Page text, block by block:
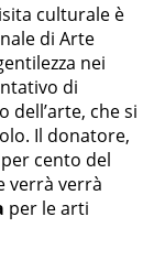
culturale è
di Arte
nei
di
che si
Il donatore,
cento del
verrà verrà
per le arti